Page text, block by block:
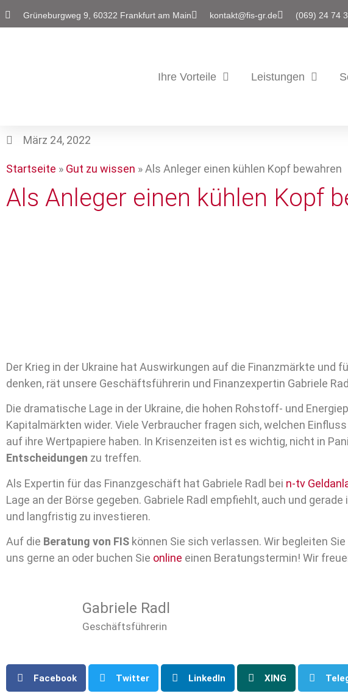
Grüneburgweg 9, 60322 Frankfurt am Main kontakt@fis-gr.de (069) 24 74
Ihre Vorteile Leistungen
März 24, 2022
Startseite » Gut zu wissen »Als Anleger einen kühlen Kopf bewahren
Als Anleger einen kühlen Kopf
Der Krieg in der Ukraine hat Auswirkungen auf die Finanzmärkte
denken, rät unsere Geschäftsführerin und Finanzexpertin Gabriele
Die dramatische Lage in der Ukraine, die hohen Rohstoff- und
Kapitalmärkten wider. Viele Verbraucher fragen sich, welchen
auf ihre Wertpapiere haben. In Krisenzeiten ist es wichtig, nicht in
Entscheidungen zu treffen.
Als Expertin für das Finanzgeschäft hat Gabriele Radl bei n-tv
Lage an der Börse gegeben. Gabriele Radl empfiehlt, auch und
und langfristig zu investieren.
Auf die Beratung von FIS können Sie sich verlassen. Wir begleiten
uns gerne an oder buchen Sie online einen Beratungstermin! Wir
Gabriele Radl
Geschäftsführerin
Facebook Twitter LinkedIn XING